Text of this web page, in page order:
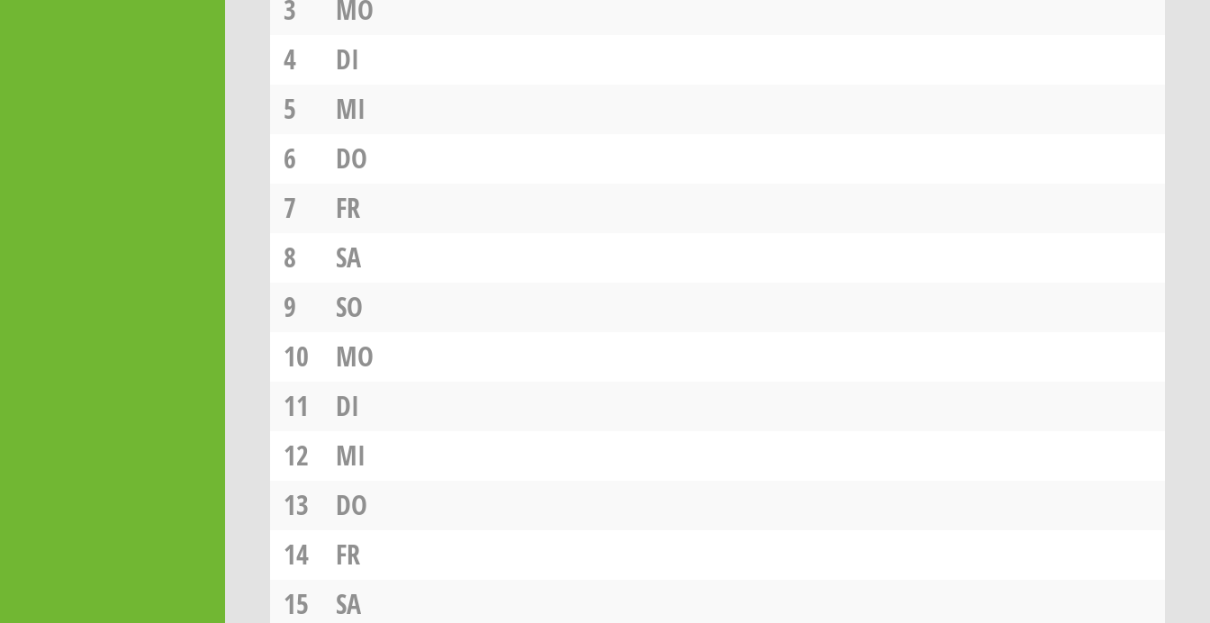
3
MO
4
DI
5
MI
6
DO
7
FR
8
SA
9
SO
10
MO
11
DI
12
MI
13
DO
14
FR
15
SA